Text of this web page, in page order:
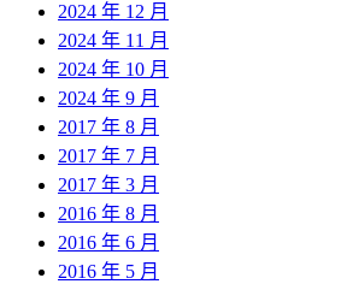
2024 年 12 月
2024 年 11 月
2024 年 10 月
2024 年 9 月
2017 年 8 月
2017 年 7 月
2017 年 3 月
2016 年 8 月
2016 年 6 月
2016 年 5 月